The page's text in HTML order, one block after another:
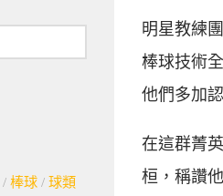
明星教練
棒球技術
他們多加
在這群菁
桓，稱讚
/ 棒球 / 球類